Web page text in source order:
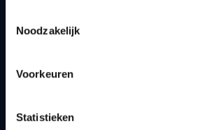
Noodzakelijk
Voorkeuren
Statistieken
Quick links
How to get to the VUB campuses